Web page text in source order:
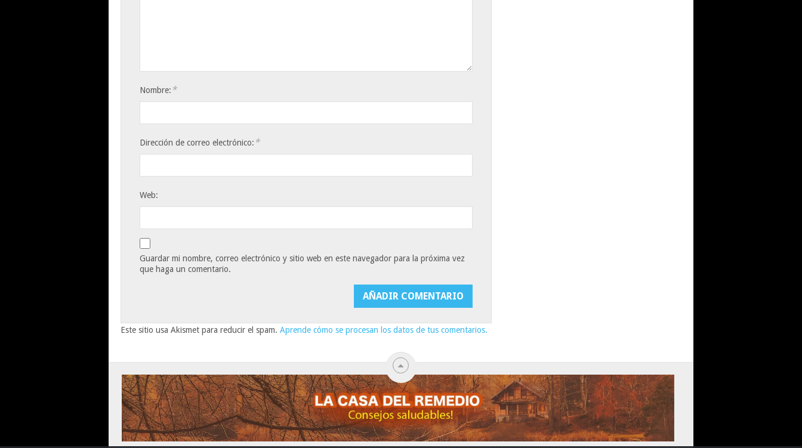
Nombre: *
Dirección de correo electrónico: *
Web:
Guardar mi nombre, correo electrónico y sitio web en este navegador para la próxima vez
que haga un comentario.
Este sitio usa Akismet para reducir el spam. Aprende cómo se procesan los datos de tus comentarios.